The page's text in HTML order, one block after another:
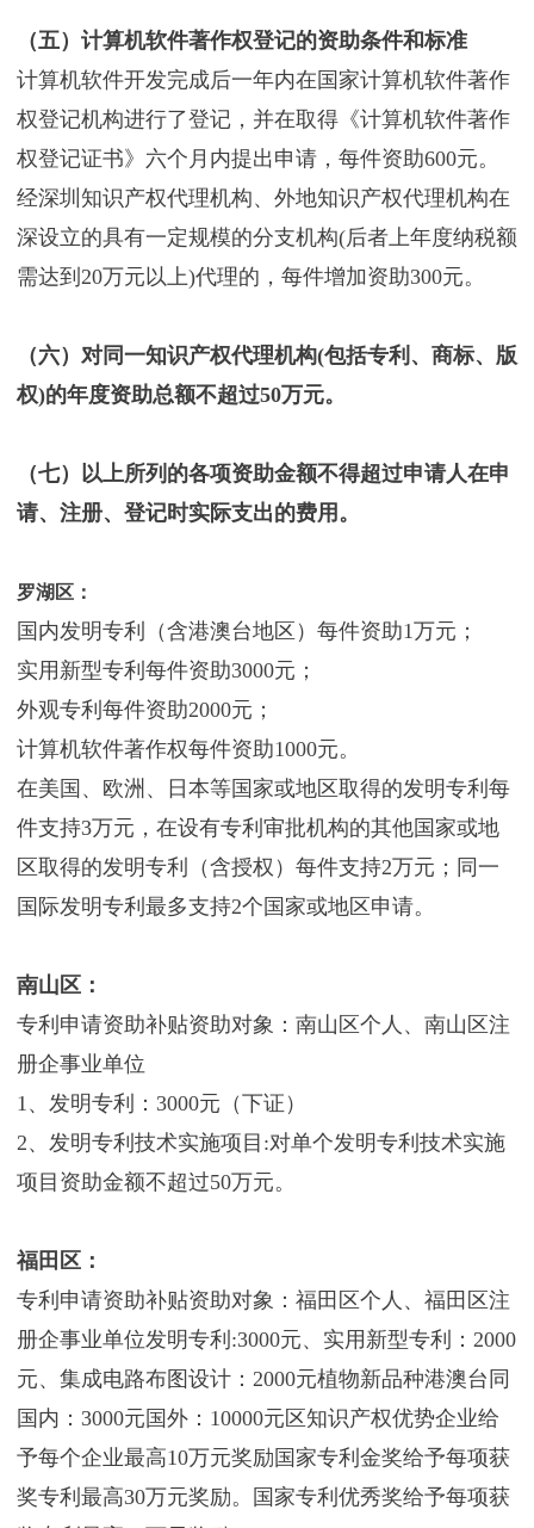
（五）计算机软件著作权登记的资助条件和标准
计算机软件开发完成后一年内在国家计算机软件著作
权登记机构进行了登记，并在取得《计算机软件著作
权登记证书》六个月内提出申请，每件资助600元。
经深圳知识产权代理机构、外地知识产权代理机构在
深设立的具有一定规模的分支机构(后者上年度纳税额
需达到20万元以上)代理的，每件增加资助300元。
（六）对同一知识产权代理机构(包括专利、商标、版
权)的年度资助总额不超过50万元。
（七）以上所列的各项资助金额不得超过申请人在申
请、注册、登记时实际支出的费用。
罗湖区：
国内发明专利（含港澳台地区）每件资助1万元；
实用新型专利每件资助3000元；
外观专利每件资助2000元；
计算机软件著作权每件资助1000元。
在美国、欧洲、日本等国家或地区取得的发明专利每
件支持3万元，在设有专利审批机构的其他国家或地
区取得的发明专利（含授权）每件支持2万元；同一
国际发明专利最多支持2个国家或地区申请。
南山区：
专利申请资助补贴资助对象：南山区个人、南山区注
册企事业单位
1、发明专利：3000元（下证）
2、发明专利技术实施项目:对单个发明专利技术实施
项目资助金额不超过50万元。
福田区：
专利申请资助补贴资助对象：福田区个人、福田区注
册企事业单位发明专利:3000元、实用新型专利：2000
元、集成电路布图设计：2000元植物新品种港澳台同
国内：3000元国外：10000元区知识产权优势企业给
予每个企业最高10万元奖励国家专利金奖给予每项获
奖专利最高30万元奖励。国家专利优秀奖给予每项获